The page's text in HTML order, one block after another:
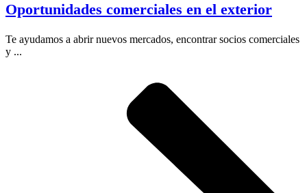
Oportunidades comerciales en el exterior
Te ayudamos a abrir nuevos mercados, encontrar socios comerciales
y ...